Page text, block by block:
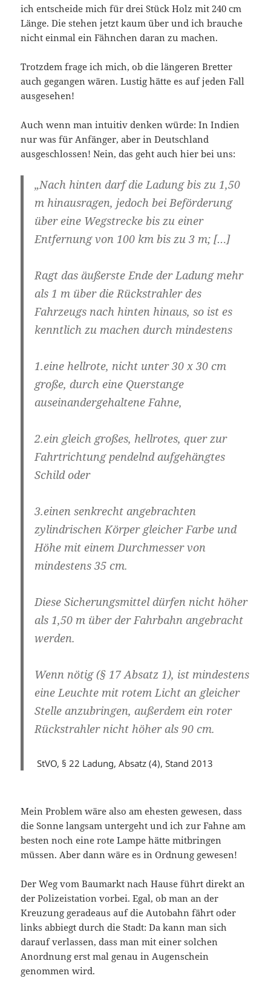
ich entscheide mich für drei Stück Holz mit 240 cm
Länge. Die stehen jetzt kaum über und ich brauche
nicht einmal ein Fähnchen daran zu machen.
Trotzdem frage ich mich, ob die längeren Bretter
auch gegangen wären. Lustig hätte es auf jeden Fall
ausgesehen!
Auch wenn man intuitiv denken würde: In Indien
nur was für Anfänger, aber in Deutschland
ausgeschlossen! Nein, das geht auch hier bei uns:
„Nach hinten darf die Ladung bis zu 1,50
m hinausragen, jedoch bei Beförderung
über eine Wegstrecke bis zu einer
Entfernung von 100 km bis zu 3 m; […]
Ragt das äußerste Ende der Ladung mehr
als 1 m über die Rückstrahler des
Fahrzeugs nach hinten hinaus, so ist es
kenntlich zu machen durch mindestens
1.eine hellrote, nicht unter 30 x 30 cm
große, durch eine Querstange
auseinandergehaltene Fahne,
2.ein gleich großes, hellrotes, quer zur
Fahrtrichtung pendelnd aufgehängtes
Schild oder
3.einen senkrecht angebrachten
zylindrischen Körper gleicher Farbe und
Höhe mit einem Durchmesser von
mindestens 35 cm.
Diese Sicherungsmittel dürfen nicht höher
als 1,50 m über der Fahrbahn angebracht
werden.
Wenn nötig (§ 17 Absatz 1), ist mindestens
eine Leuchte mit rotem Licht an gleicher
Stelle anzubringen, außerdem ein roter
Rückstrahler nicht höher als 90 cm.
StVO, § 22 Ladung, Absatz (4), Stand 2013
Mein Problem wäre also am ehesten gewesen, dass
die Sonne langsam untergeht und ich zur Fahne am
besten noch eine rote Lampe hätte mitbringen
müssen. Aber dann wäre es in Ordnung gewesen!
Der Weg vom Baumarkt nach Hause führt direkt an
der Polizeistation vorbei. Egal, ob man an der
Kreuzung geradeaus auf die Autobahn fährt oder
links abbiegt durch die Stadt: Da kann man sich
darauf verlassen, dass man mit einer solchen
Anordnung erst mal genau in Augenschein
genommen wird.